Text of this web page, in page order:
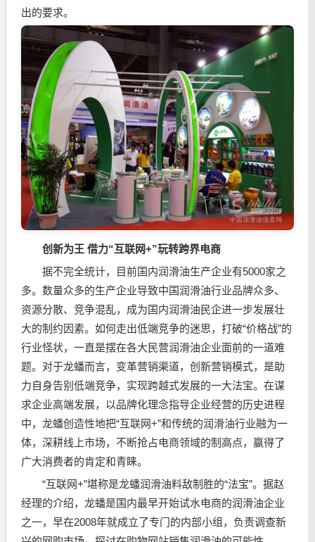
出的要求。
创新为王 借力“互联网+”玩转跨界电商
据不完全统计，目前国内润滑油生产企业有5000家之
多。数量众多的生产企业导致中国润滑油行业品牌众多、
资源分散、竞争混乱，成为国内润滑油民企进一步发展壮
大的制约因素。如何走出低端竞争的迷思，打破“价格战”的
行业怪状，一直是摆在各大民营润滑油企业面前的一道难
题。对于龙蟠而言，变革营销渠道，创新营销模式，是助
力自身告别低端竞争，实现跨越式发展的一大法宝。在谋
求企业高端发展，以品牌化理念指导企业经营的历史进程
中，龙蟠创造性地把“互联网+”和传统的润滑油行业融为一
体，深耕线上市场，不断抢占电商领域的制高点，赢得了
广大消费者的肯定和青睐。
“互联网+”堪称是龙蟠润滑油料敌制胜的“法宝”。据赵
经理的介绍，龙蟠是国内最早开始试水电商的润滑油企业
之一，早在2008年就成立了专门的内部小组，负责调查新